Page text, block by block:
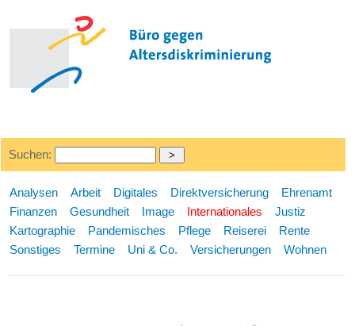
Suchen:
Analysen Arbeit Digitales Direktversicherung
Ehrenamt
Finanzen
Gesundheit Image Internationales
Justiz
Kartographie
Pandemisches Pflege Reiserei
Rente
Sonstiges
Termine Uni & Co. Versicherungen Wohnen